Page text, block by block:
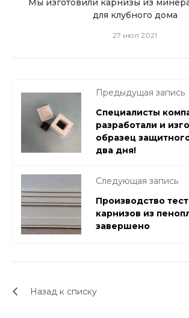
Мы изготовили карнизы из
для клубного дома
27 июл 2021
Предыдущая запись
Специалисты
разработали и
образец
два дня!
Следующая запись
Производство
карнизов из
завершено
Назад к списку